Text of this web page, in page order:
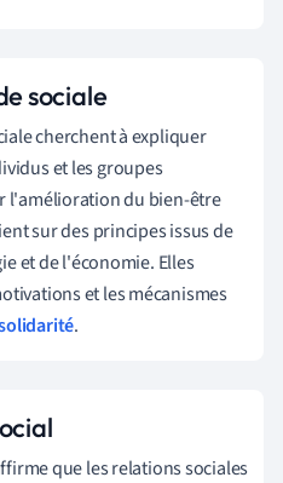
sociale
cherchent à expliquer
et les groupes
l'amélioration du bien-être
sur des principes issus de
et de l'économie. Elles
et les mécanismes
.
que les relations sociales